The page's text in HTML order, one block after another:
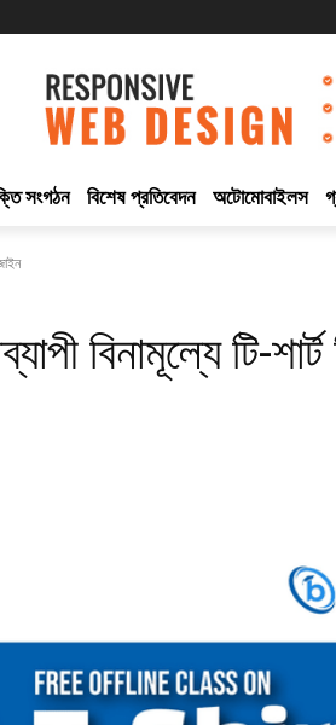
সংগঠন বিশেষ প্রতিবেদন অটোমোবাইলস
বিনামূল্যে টি-